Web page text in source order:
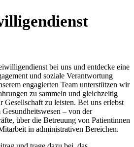
bei uns und entdecke eine
und soziale Verantwortung
engagierten Team unterstützen wir
zu sammeln und gleichzeitig
zu leisten. Bei uns erlebst
– von der
über die Betreuung von Patientinnen
in administrativen Bereichen.